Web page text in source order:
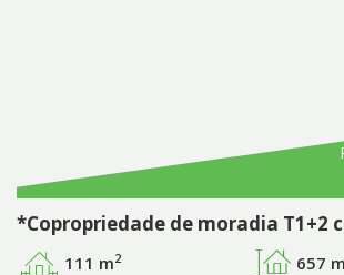
111 m2 657 m